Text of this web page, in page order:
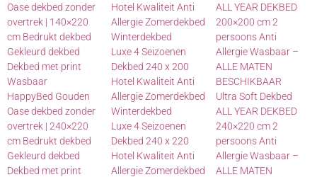
Oase dekbed zonder
overtrek | 140×220
cm Bedrukt dekbed
Gekleurd dekbed
Dekbed met print
Wasbaar
HappyBed Gouden
Oase dekbed zonder
overtrek | 240×220
cm Bedrukt dekbed
Gekleurd dekbed
Dekbed met print
Hotel Kwaliteit Anti
Allergie Zomerdekbed
Winterdekbed
Luxe 4 Seizoenen
Dekbed 240 x 200
Hotel Kwaliteit Anti
Allergie Zomerdekbed
Winterdekbed
Luxe 4 Seizoenen
Dekbed 240 x 220
Hotel Kwaliteit Anti
Allergie Zomerdekbed
ALL YEAR DEKBED
200×200 cm 2
persoons Anti
Allergie Wasbaar –
ALLE MATEN
BESCHIKBAAR
Ultra Soft Dekbed
ALL YEAR DEKBED
240×220 cm 2
persoons Anti
Allergie Wasbaar –
ALLE MATEN